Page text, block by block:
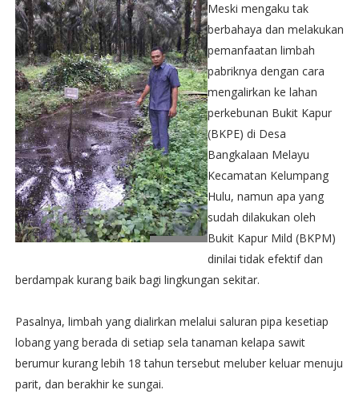
Meski mengaku tak
berbahaya dan melakukan
pemanfaatan limbah
pabriknya dengan cara
mengalirkan ke lahan
perkebunan Bukit Kapur
(BKPE) di Desa
Bangkalaan Melayu
Kecamatan Kelumpang
Hulu, namun apa yang
sudah dilakukan oleh
Bukit Kapur Mild (BKPM)
dinilai tidak efektif dan
berdampak kurang baik bagi lingkungan sekitar.
Pasalnya, limbah yang dialirkan melalui saluran pipa kesetiap
lobang yang berada di setiap sela tanaman kelapa sawit
berumur kurang lebih 18 tahun tersebut meluber keluar menuju
parit, dan berakhir ke sungai.